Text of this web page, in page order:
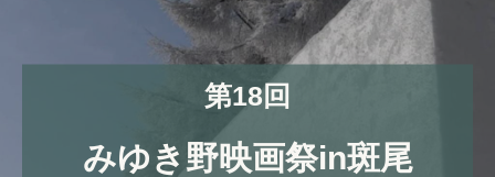
第18回
みゆき野映画祭in斑尾